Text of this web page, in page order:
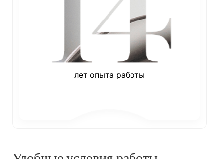
лет опыта работы